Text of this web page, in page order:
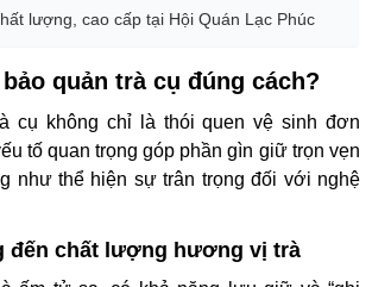
lượng, cao cấp tại Hội Quán Lạc Phúc
quản trà cụ đúng cách?
cụ không chỉ là thói quen vệ sinh đơn
tố quan trọng góp phần gìn giữ trọn vẹn
như thể hiện sự trân trọng đối với nghệ
đến chất lượng hương vị trà